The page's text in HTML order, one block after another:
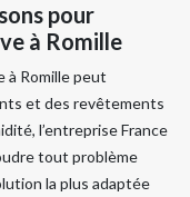
pour
à Romille
à Romille peut
et des revêtements
l’entreprise France
tout problème
la plus adaptée